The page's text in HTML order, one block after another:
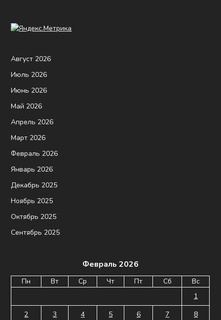
Август 2026
Июль 2026
Июнь 2026
Май 2026
Апрель 2026
Март 2026
Февраль 2026
Январь 2026
Декабрь 2025
Ноябрь 2025
Октябрь 2025
Сентябрь 2025
Февраль 2026
Пн Вт Ср Чт Пт Сб
Вс
1
2
3 4 5 6 7 8